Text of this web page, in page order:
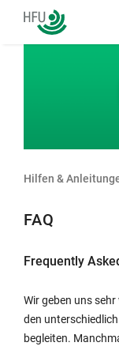
Hochschule
Furtwangen
Hilfen &
FAQ
Frequently
Wir geben uns
den
begleiten.